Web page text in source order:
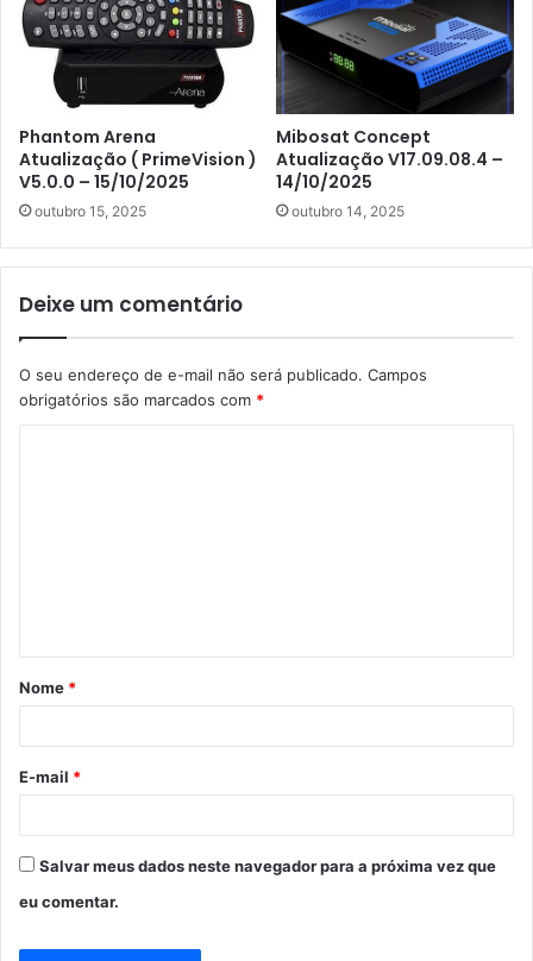
Phantom Arena
Atualização ( PrimeVision )
V5.0.0 – 15/10/2025
outubro 15, 2025
Mibosat Concept
Atualização V17.09.08.4 –
14/10/2025
outubro 14, 2025
Deixe um comentário
O seu endereço de e-mail não será publicado. Campos
obrigatórios são marcados com *
á
r
*
Nome *
E-mail *
Salvar meus dados neste navegador para a próxima vez que
eu comentar.